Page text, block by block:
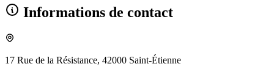
Informations de contact
17 Rue de la Résistance, 42000 Saint-Étienne